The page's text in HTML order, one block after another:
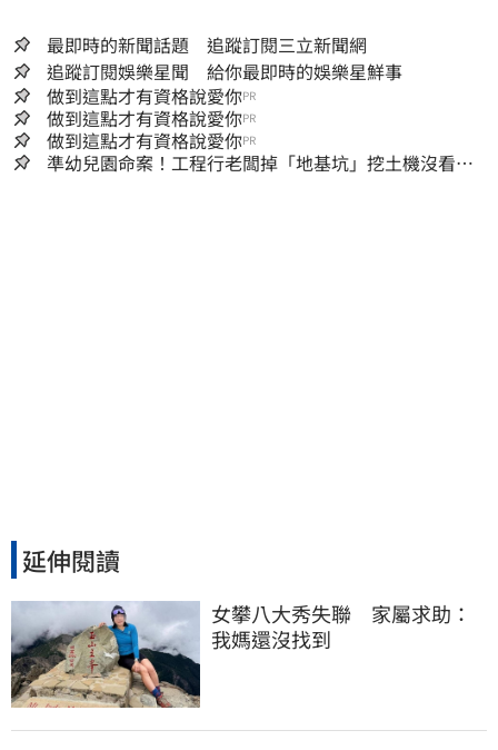
最即時的新聞話題 追蹤訂閱三立新聞網
追蹤訂閱娛樂星聞 給你最即時的娛樂星鮮事
做到這點才有資格說愛你PR
做到這點才有資格說愛你PR
做到這點才有資格說愛你PR
準幼兒園命案！工程行老闆掉「地基坑」挖土機沒看
延伸閱讀
女攀八大秀失聯　家屬求助：
我媽還沒找到